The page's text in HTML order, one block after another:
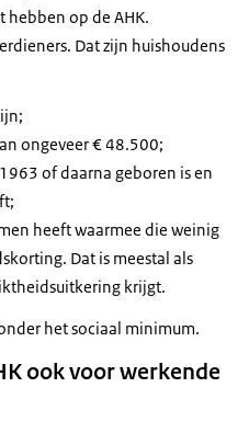
op de AHK.
Dat zijn huishoudens
ongeveer € 48.500;
of daarna geboren is en
heeft waarmee die weinig
Dat is meestal als
krijgt.
het sociaal minimum.
ook voor werkende